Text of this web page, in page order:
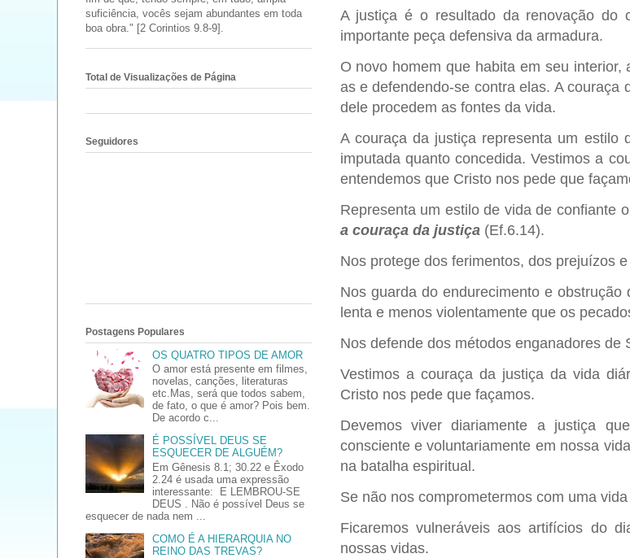
A justiça é o resultado da renovação do
importante peça defensiva da armadura.
O novo homem que habita em seu
as e defendendo-se contra elas. A
dele procedem as fontes da vida.
A couraça da justiça representa um estilo
imputada quanto concedida. Vestimos a
entendemos que Cristo nos pede que
Representa um estilo de vida de confiante
a couraça da justiça(Ef.6.14).
Nos protege dos ferimentos, dos prejuízos
Nos guarda do endurecimento e
lenta e menos violentamente que os
Nos defende dos métodos enganadores de
Vestimos a couraça da justiça da vida
Cristo nos pede que façamos.
Devemos viver diariamente a justiça
consciente e voluntariamente em nossa
na batalha espiritual.
Se não nos comprometermos com uma
Ficaremos vulneráveis aos artifícios do
nossas vidas.
suficiência, vocês sejam abundantes em toda
boa obra." [2 Corintios 9.8-9].
Total de Visualizações de Página
Seguidores
Postagens Populares
OS QUATRO TIPOS DE AMOR
O amor está presente em filmes,
novelas, canções, literaturas
etc.Mas, será que todos sabem,
de fato, o que é amor? Pois bem.
De acordo c...
É POSSÍVEL DEUS SE
ESQUECER DE ALGUÉM?
Em Gênesis 8.1; 30.22 e Êxodo
2.24 é usada uma expressão
interessante: E LEMBROU-SE
DEUS . Não é possível Deus se
esquecer de nada nem ...
COMO É A HIERARQUIA NO
REINO DAS TREVAS?